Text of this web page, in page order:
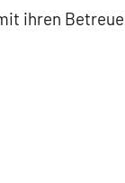
ihren